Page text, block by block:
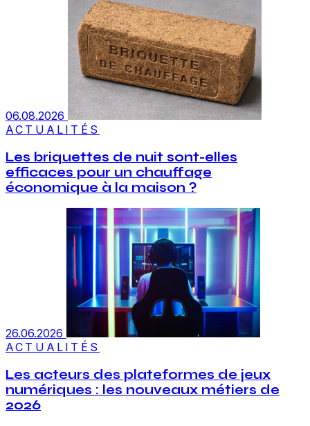
06.08.2026
ACTUALITÉS
Les briquettes de nuit sont-elles
efficaces pour un chauffage
économique à la maison ?
26.06.2026
ACTUALITÉS
Les acteurs des plateformes de jeux
numériques : les nouveaux métiers de
2026